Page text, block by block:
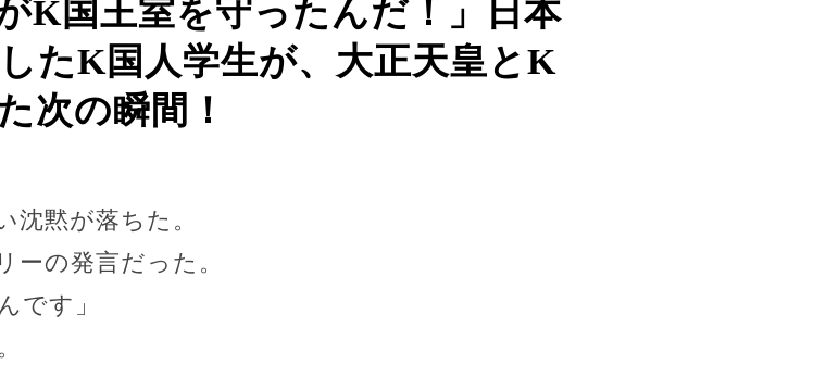
K国王室を守ったんだ！」日本
たK国人学生が、大正天皇とK
次の瞬間！
沈黙が落ちた。
ーの発言だった。
です」